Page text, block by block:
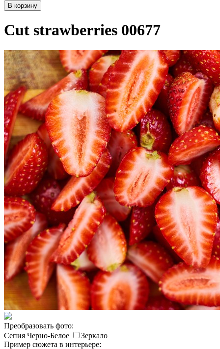
В корзину
Cut strawberries 00677
Преобразовать фото:
Сепия Черно-Белое
Зеркало
Пример сюжета в интерьере: